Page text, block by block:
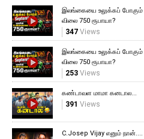
இலங்கையை உலுக்கப்
விலை 750 ரூபாயா?
347Views
இலங்கையை உலுக்கப்
விலை 750 ரூபாயா?
253Views
கண்டாவள மாமா கனடால...
391 Views
C.Josep Vijay எனும்